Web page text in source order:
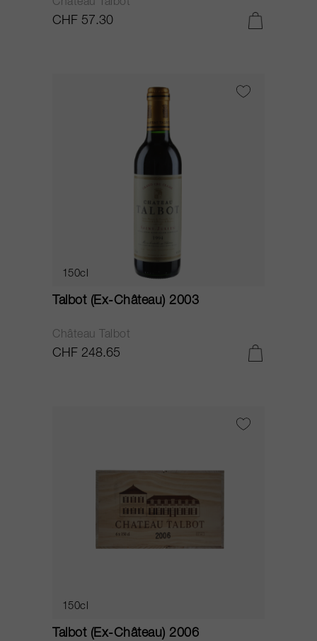
Château Talbot
CHF 57.30
150cl
Talbot (Ex-Château) 2003
Château Talbot
CHF 248.65
150cl
Talbot (Ex-Château) 2006